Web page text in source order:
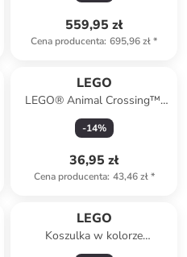
559,95 zł
Cena producenta: 695,96 zł*
LEGO
LEGO® Animal Crossing™:
Stargazing with Eufemia - 6+
-14%
36,95 zł
Cena producenta: 43,46 zł*
LEGO
Koszulka w kolorze
granatowym